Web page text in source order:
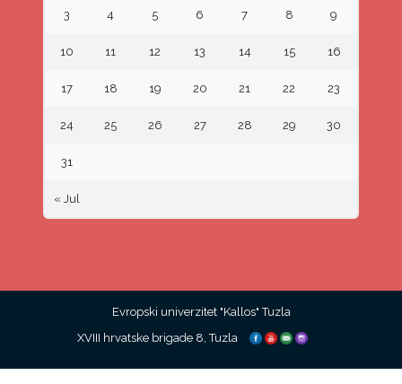
« Jul
3 4 5 6 7 8 9
10 11 12 13 14 15 16
17 18 19 20 21 22 23
24 25 26 27 28 29 30
31
Evropski univerzitet "Kallos" Tuzla
XVIII hrvatske brigade 8, Tuzla